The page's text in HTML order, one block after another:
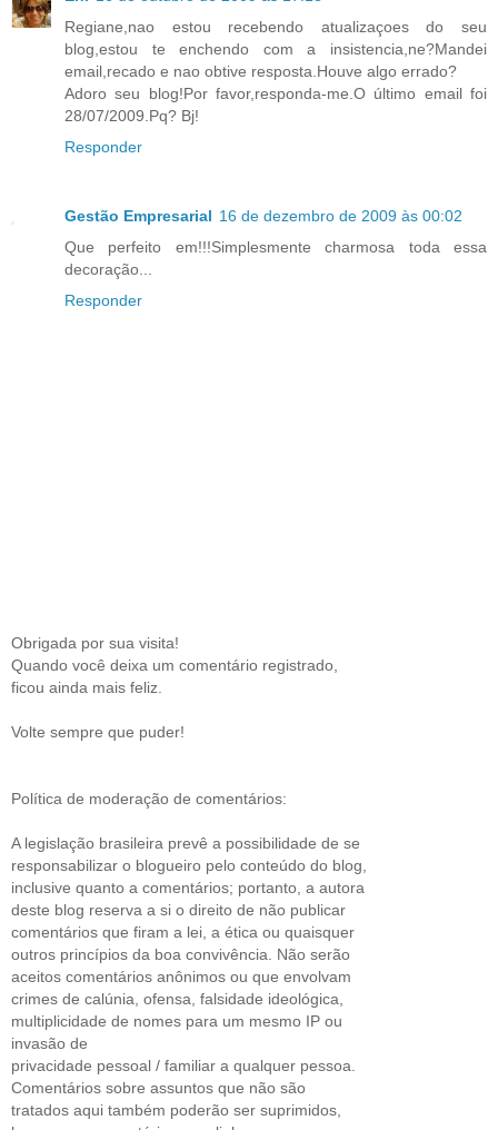
Regiane,nao estou recebendo atualizaçoes do seu
blog,estou te enchendo com a insistencia,ne?Mandei
email,recado e nao obtive resposta.Houve algo errado?
Adoro seu blog!Por favor,responda-me.O último email foi
28/07/2009.Pq? Bj!
Responder
Gestão Empresarial 16 de dezembro de 2009 às 00:02
Que perfeito em!!!Simplesmente charmosa toda essa
decoração...
Responder
Obrigada por sua visita!
Quando você deixa um comentário registrado,
ficou ainda mais feliz.
Volte sempre que puder!
Política de moderação de comentários:
A legislação brasileira prevê a possibilidade de se
responsabilizar o blogueiro pelo conteúdo do blog,
inclusive quanto a comentários; portanto, a autora
deste blog reserva a si o direito de não publicar
comentários que firam a lei, a ética ou quaisquer
outros princípios da boa convivência. Não serão
aceitos comentários anônimos ou que envolvam
crimes de calúnia, ofensa, falsidade ideológica,
multiplicidade de nomes para um mesmo IP ou
invasão de
privacidade pessoal / familiar a qualquer pessoa.
Comentários sobre assuntos que não são
tratados aqui também poderão ser suprimidos,